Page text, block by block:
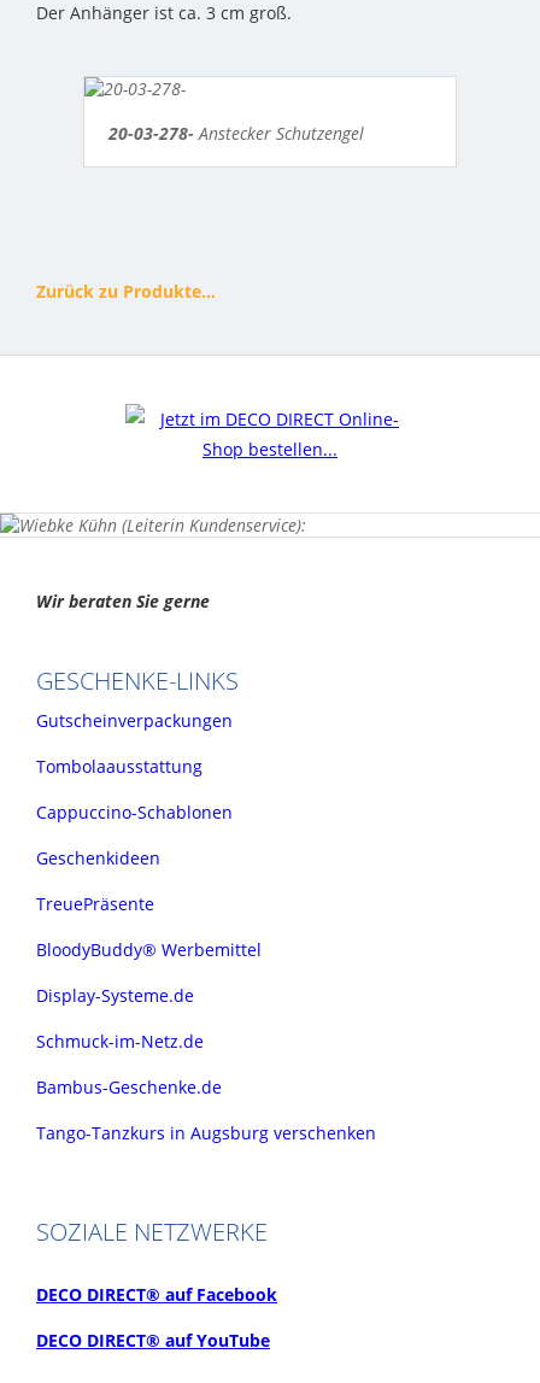
Der Anhänger ist ca. 3 cm groß.
20-03-278- Anstecker Schutzengel
Zurück zu Produkte...
Wir beraten Sie gerne
GESCHENKE-LINKS
Gutscheinverpackungen
Tombolaausstattung
Cappuccino-Schablonen
Geschenkideen
TreuePräsente
BloodyBuddy® Werbemittel
Display-Systeme.de
Schmuck-im-Netz.de
Bambus-Geschenke.de
Tango-Tanzkurs in Augsburg verschenken
SOZIALE NETZWERKE
DECO DIRECT® auf Facebook
DECO DIRECT® auf YouTube